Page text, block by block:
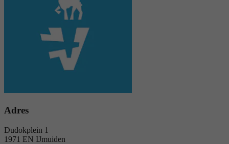
Adres
Dudokplein 1
1971 EN IJmuiden